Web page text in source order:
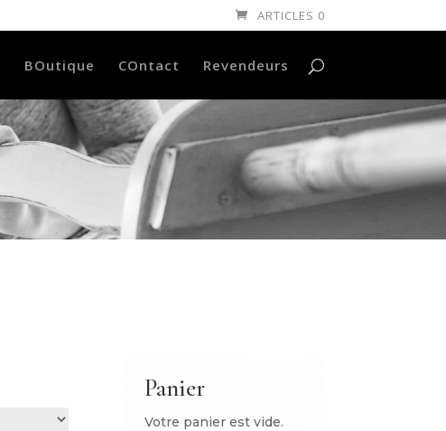
ARTICLES 0
BOutique COntact Revendeurs
Panier
Votre panier est vide.